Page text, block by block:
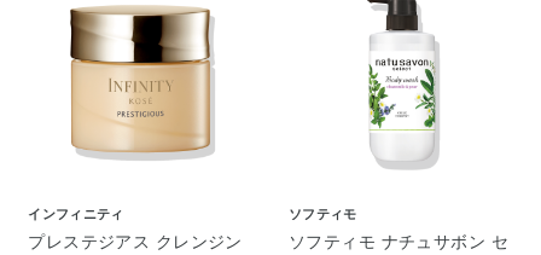
インフィニティ
プレステジアス クレンジン
ソフティモ
ソフティモ ナチュサボン セ